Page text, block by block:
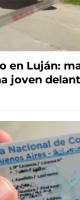
en Luján:
joven